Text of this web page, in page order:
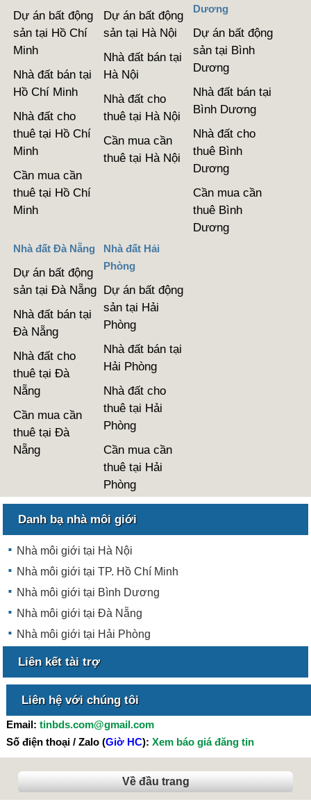
Dự án bất động
sản tại Hồ Chí
Minh
Nhà đất bán tại
Hồ Chí Minh
Nhà đất cho
thuê tại Hồ Chí
Minh
Cần mua cần
thuê tại Hồ Chí
Minh
Dự án bất động
sản tại Hà Nội
Nhà đất bán tại
Hà Nội
Nhà đất cho
thuê tại Hà Nội
Cần mua cần
thuê tại Hà Nội
Dương
Dự án bất động
sản tại Bình
Dương
Nhà đất bán tại
Bình Dương
Nhà đất cho
thuê Bình
Dương
Cần mua cần
thuê Bình
Dương
Nhà đất Đà Nẵng
Dự án bất động
sản tại Đà Nẵng
Nhà đất bán tại
Đà Nẵng
Nhà đất cho
thuê tại Đà
Nẵng
Cần mua cần
thuê tại Đà
Nẵng
Nhà đất Hải
Phòng
Dự án bất động
sản tại Hải
Phòng
Nhà đất bán tại
Hải Phòng
Nhà đất cho
thuê tại Hải
Phòng
Cần mua cần
thuê tại Hải
Phòng
Danh bạ nhà môi giới
Nhà môi giới tại Hà Nội
Nhà môi giới tại TP. Hồ Chí Minh
Nhà môi giới tại Bình Dương
Nhà môi giới tại Đà Nẵng
Nhà môi giới tại Hải Phòng
Liên kết tài trợ
Liên hệ với chúng tôi
Email: tinbds.com@gmail.com
Số điện thoại / Zalo (Giờ HC): Xem báo giá đăng tin
Về đầu trang